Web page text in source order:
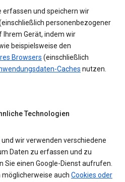
erfassen und speichern wir
personenbezogener
Ihrem Gerät, indem wir
beispielsweise den
Browsers (einschließlich
Caches nutzen.
Technologien
und wir verwenden verschiedene
Daten zu erfassen und zu
Sie einen Google-Dienst aufrufen.
möglicherweise auch Cookies oder